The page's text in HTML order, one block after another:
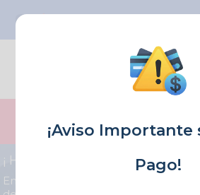
se encuentran operando
expedición de certificados de
¡ Hemos Mejorado Por Ti !
En solo 3 pasos
¡Aviso Importante
Pago!